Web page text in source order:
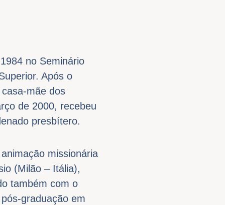
no Seminário
Após o
mãe dos
de 2000, recebeu
presbítero.
missionária
(Milão – Itália),
também com o
graduação em